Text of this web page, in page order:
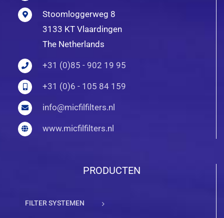
Stoomloggerweg 8
3133 KT Vlaardingen
The Netherlands
+31 (0)85 - 902 19 95
+31 (0)6 - 105 84 159
info@micfilfilters.nl
www.micfilfilters.nl
PRODUCTEN
FILTER SYSTEMEN